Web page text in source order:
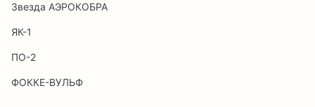
Звезда АЭРОКОБРА
ЯК-1
ПО-2
ФОККЕ-ВУЛЬФ